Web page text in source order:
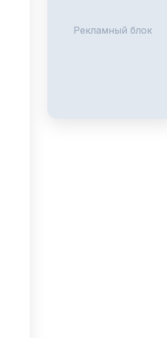
Рекламный блок